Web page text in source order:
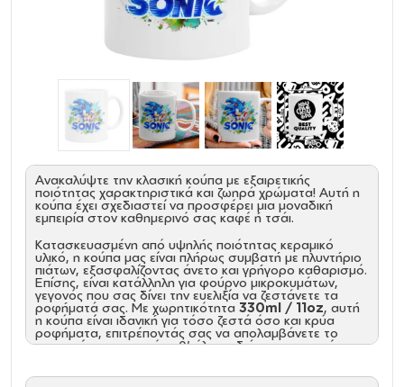
Ανακαλύψτε την κλασική κούπα με εξαιρετικής
ποιότητας χαρακτηριστικά και ζωηρά χρώματα! Αυτή η
κούπα έχει σχεδιαστεί να προσφέρει μια μοναδική
εμπειρία στον καθημερινό σας καφέ ή τσάι.
Κατασκευασμένη από υψηλής ποιότητας κεραμικό
υλικό, η κούπα μας είναι πλήρως συμβατή με πλυντήριο
πιάτων, εξασφαλίζοντας άνετο και γρήγορο καθαρισμό.
Επίσης, είναι κατάλληλη για φούρνο μικροκυμάτων,
γεγονός που σας δίνει την ευελιξία να ζεστάνετε τα
ροφήματά σας. Με χωρητικότητα 330ml / 11oz, αυτή
η κούπα είναι ιδανική για τόσο ζεστά όσο και κρύα
ροφήματα, επιτρέποντάς σας να απολαμβάνετε το
αγαπημένο σας ποτό καθ' όλη τη διάρκεια της ημέρας.